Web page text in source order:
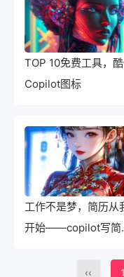
TOP 10免费工具，
Copilot图标
工作不是梦，简历从
开始——copilot写简
‹‹ 1